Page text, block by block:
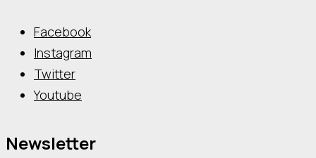
Facebook
Instagram
Twitter
Youtube
Newsletter